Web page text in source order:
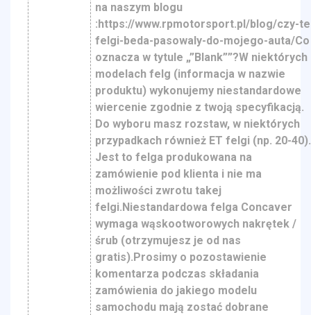
na naszym blogu
:https://www.rpmotorsport.pl/blog/czy-
felgi-beda-pasowaly-do-mojego-auta/Co
oznacza w tytule „”Blank””?W niektórych
modelach felg (informacja w nazwie
produktu) wykonujemy niestandardowe
wiercenie zgodnie z twoją specyfikacją.
Do wyboru masz rozstaw, w niektórych
przypadkach również ET felgi (np. 20-40).
Jest to felga produkowana na
zamówienie pod klienta i nie ma
możliwości zwrotu takej
felgi.Niestandardowa felga Concaver
wymaga wąskootworowych nakrętek /
śrub (otrzymujesz je od nas
gratis).Prosimy o pozostawienie
komentarza podczas składania
zamówienia do jakiego modelu
samochodu mają zostać dobrane